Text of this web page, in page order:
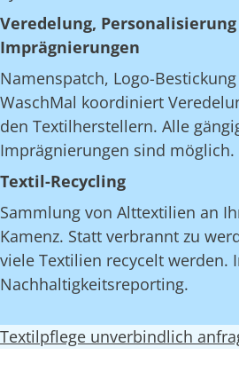
Veredelung,
Imprägnierungen
Namenspatch, Logo-Bestickung
WaschMal koordiniert
den Textilherstellern. Alle
Imprägnierungen sind möglich.
Textil-Recycling
Sammlung von Alttextilien an
Kamenz. Statt verbrannt zu
viele Textilien recycelt werden.
Nachhaltigkeitsreporting.
Textilpflege unverbindlich